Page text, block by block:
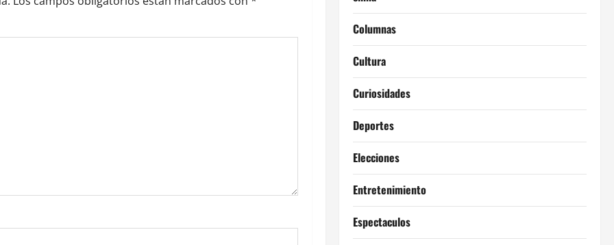
Columnas
Cultura
Curiosidades
Deportes
Elecciones
Entretenimiento
Espectaculos